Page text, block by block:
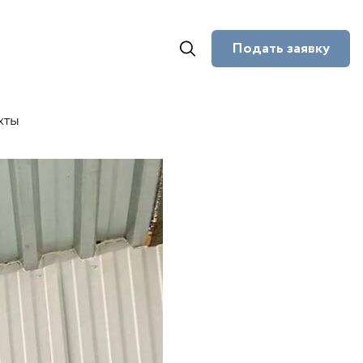
Подать заявку